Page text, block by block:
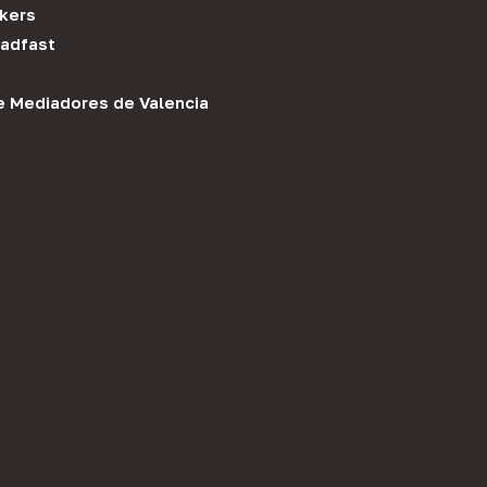
Mediadores de Valencia